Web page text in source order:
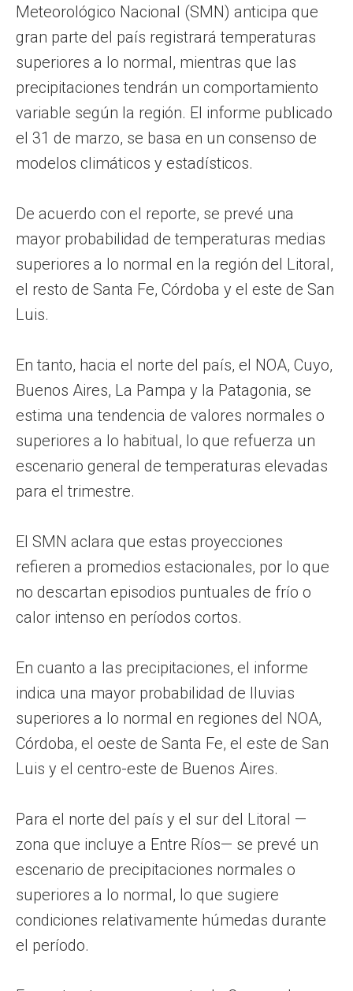
Meteorológico Nacional (SMN) anticipa que
gran parte del país registrará temperaturas
superiores a lo normal, mientras que las
precipitaciones tendrán un comportamiento
variable según la región. El informe publicado
el 31 de marzo, se basa en un consenso de
modelos climáticos y estadísticos.
De acuerdo con el reporte, se prevé una
mayor probabilidad de temperaturas medias
superiores a lo normal en la región del Litoral,
el resto de Santa Fe, Córdoba y el este de San
Luis.
En tanto, hacia el norte del país, el NOA, Cuyo,
Buenos Aires, La Pampa y la Patagonia, se
estima una tendencia de valores normales o
superiores a lo habitual, lo que refuerza un
escenario general de temperaturas elevadas
para el trimestre.
El SMN aclara que estas proyecciones
refieren a promedios estacionales, por lo que
no descartan episodios puntuales de frío o
calor intenso en períodos cortos.
En cuanto a las precipitaciones, el informe
indica una mayor probabilidad de lluvias
superiores a lo normal en regiones del NOA,
Córdoba, el oeste de Santa Fe, el este de San
Luis y el centro-este de Buenos Aires.
Para el norte del país y el sur del Litoral —
zona que incluye a Entre Ríos— se prevé un
escenario de precipitaciones normales o
superiores a lo normal, lo que sugiere
condiciones relativamente húmedas durante
el período.